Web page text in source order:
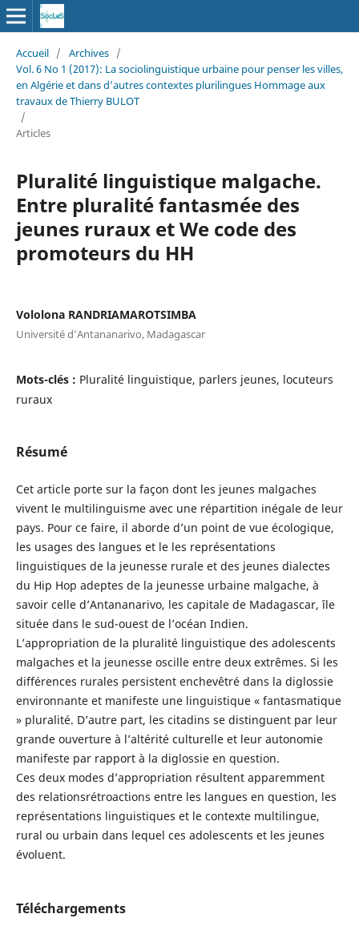
Accueil / Archives /
Vol. 6 No 1 (2017): La sociolinguistique urbaine pour penser les villes,
en Algérie et dans d’autres contextes plurilingues Hommage aux
travaux de Thierry BULOT
/
Articles
Pluralité linguistique malgache.
Entre pluralité fantasmée des
jeunes ruraux et We code des
promoteurs du HH
Vololona RANDRIAMAROTSIMBA
Université d’Antananarivo, Madagascar
Mots-clés : Pluralité linguistique, parlers jeunes, locuteurs
ruraux
Résumé
Cet article porte sur la façon dont les jeunes malgaches
vivent le multilinguisme avec une répartition inégale de leur
pays. Pour ce faire, il aborde d’un point de vue écologique,
les usages des langues et le les représentations
linguistiques de la jeunesse rurale et des jeunes dialectes
du Hip Hop adeptes de la jeunesse urbaine malgache, à
savoir celle d’Antananarivo, les capitale de Madagascar, île
située dans le sud-ouest de l’océan Indien.
L’appropriation de la pluralité linguistique des adolescents
malgaches et la jeunesse oscille entre deux extrêmes. Si les
différences rurales persistent enchevêtré dans la diglossie
environnante et manifeste une linguistique « fantasmatique
» pluralité. D’autre part, les citadins se distinguent par leur
grande ouverture à l’altérité culturelle et leur autonomie
manifeste par rapport à la diglossie en question.
Ces deux modes d’appropriation résultent apparemment
des relationsrétroactions entre les langues en question, les
représentations linguistiques et le contexte multilingue,
rural ou urbain dans lequel ces adolescents et les jeunes
évoluent.
Téléchargements